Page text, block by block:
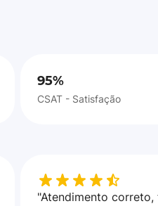
95%
CSAT - Satisfação
"Atendimento